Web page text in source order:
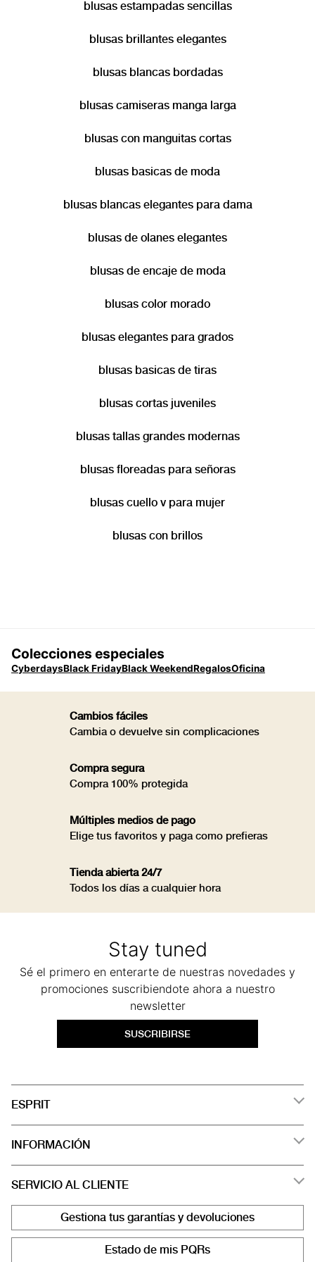
blusas estampadas sencillas
blusas brillantes elegantes
blusas blancas bordadas
blusas camiseras manga larga
blusas con manguitas cortas
blusas basicas de moda
blusas blancas elegantes para dama
blusas de olanes elegantes
blusas de encaje de moda
blusas color morado
blusas elegantes para grados
blusas basicas de tiras
blusas cortas juveniles
blusas tallas grandes modernas
blusas floreadas para señoras
blusas cuello v para mujer
blusas con brillos
Colecciones especiales
CyberdaysBlack FridayBlack WeekendRegalosOficina
Cambios fáciles
Cambia o devuelve sin complicaciones
Compra segura
Compra 100% protegida
Múltiples medios de pago
Elige tus favoritos y paga como prefieras
Tienda abierta 24/7
Todos los días a cualquier hora
Stay tuned
Sé el primero en enterarte de nuestras novedades y
promociones suscribiendote ahora a nuestro
newsletter
SUSCRIBIRSE
ESPRIT
INFORMACIÓN
SERVICIO AL CLIENTE
Gestiona tus garantías y devoluciones
Estado de mis PQRs